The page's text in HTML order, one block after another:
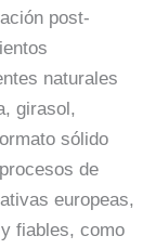
post-
naturales
girasol,
sólido
de
europeas,
fiables, como